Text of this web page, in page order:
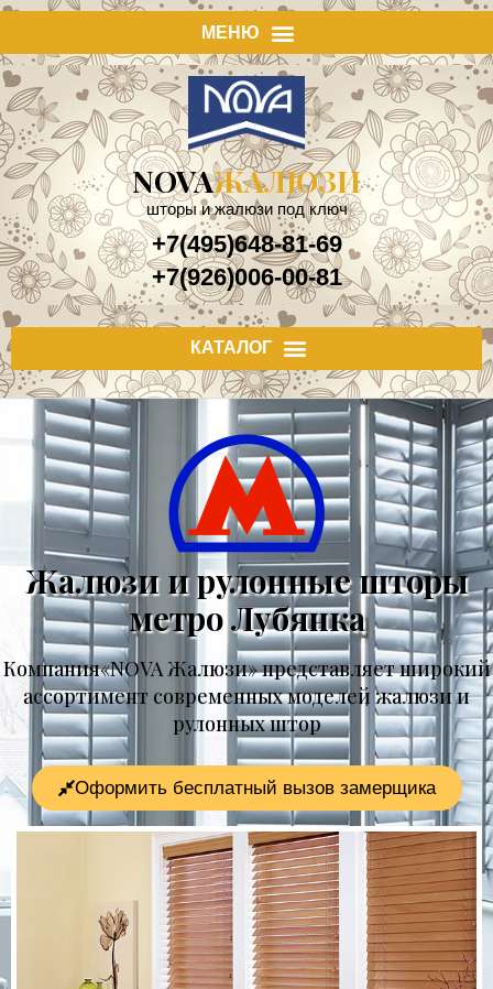
NOVAЖАЛЮЗИ
шторы и жалюзи под ключ
+7(495)648-81-69
+7(926)006-00-81
Жалюзи и рулонные шторы
метро Лубянка
Компания«NOVA Жалюзи» представляет широкий
ассортимент современных моделей жалюзи и
рулонных штор
Оформить бесплатный вызов замерщика